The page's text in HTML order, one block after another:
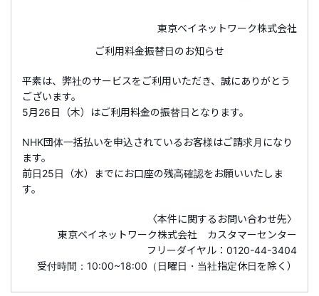
東京ベイネットワーク株式会社
ご利用料金振替日のお知らせ
平素は、弊社のサービスをご利用いただき、誠にありがとう
ございます。
5月26日（木）はご利用料金の振替日となります。
NHK団体一括払いを申込されているお客様はご請求月になり
ます。
前日25日（水）までにお口座の残高確認をお願いいたしま
す。
〈本件に関するお問い合わせ先〉
東京ベイネットワーク株式会社 カスタマーセンター
フリーダイヤル：0120-44-3404
受付時間：10:00~18:00（日曜日・当社指定休日を除く）